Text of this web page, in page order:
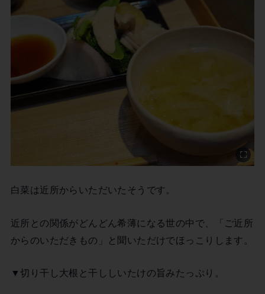
白菜は近所からいただいたそうです。
近所との関係がどんどん希薄になる世の中で、「ご近所
からのいただきもの」と聞いただけでほっこりします。
▼切り干し大根と干ししいたけの旨みたっぷり。